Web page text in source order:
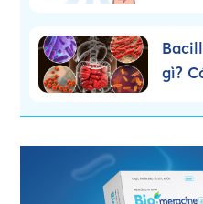
gì?